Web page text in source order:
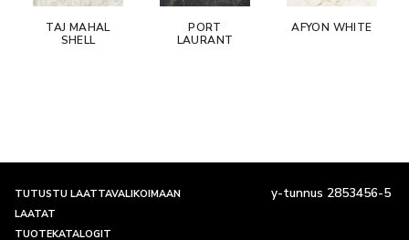
TAJ MAHAL
SHELL
PORT
LAURANT
AFYON WHITE
TUTUSTU LAATTAVALIKOIMAAN
LAATAT
TUOTEKATALOGIT
y-tunnus 2853456-5